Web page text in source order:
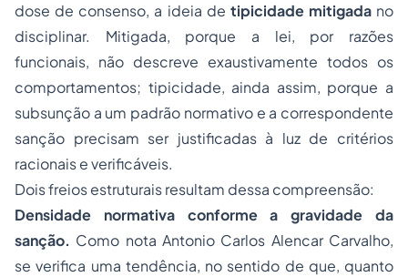
dose de consenso, a ideia de tipicidade mitigadano
disciplinar. Mitigada, porque a lei, por razões
funcionais, não descreve exaustivamente todos os
comportamentos; tipicidade, ainda assim, porque a
subsunção a um padrão normativo e a correspondente
sanção precisam ser justificadas à luz de critérios
racionais e verificáveis.
Dois freios estruturais resultam dessa compreensão:
Densidade normativa conforme a gravidade da
sanção. Como nota Antonio Carlos Alencar Carvalho,
se verifica uma tendência, no sentido de que, quanto